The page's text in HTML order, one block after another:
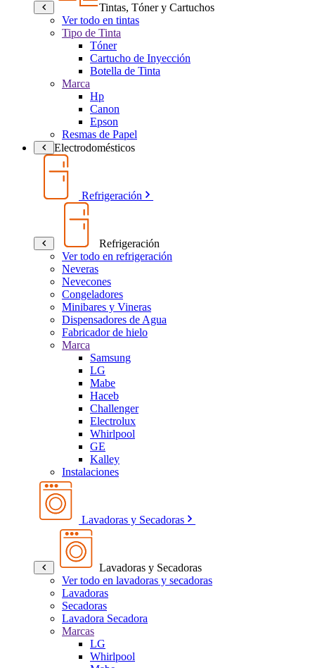
Tintas, Tóner y Cartuchos
Ver todo en tintas
Tipo de Tinta
Tóner
Cartucho de Inyección
Botella de Tinta
Marca
Hp
Canon
Epson
Resmas de Papel
Electrodomésticos
Refrigeración
Refrigeración
Ver todo en refrigeración
Neveras
Nevecones
Congeladores
Minibares y Vineras
Dispensadores de Agua
Fabricador de hielo
Marca
Samsung
LG
Mabe
Haceb
Challenger
Electrolux
Whirlpool
GE
Kalley
Instalaciones
Lavadoras y Secadoras
Lavadoras y Secadoras
Ver todo en lavadoras y secadoras
Lavadoras
Secadoras
Lavadora Secadora
Marcas
LG
Whirlpool